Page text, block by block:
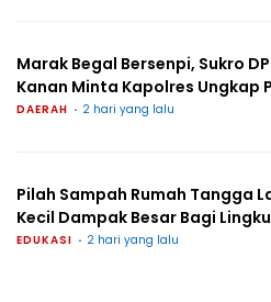
Marak Begal Bersenpi, Sukro
Kanan Minta Kapolres Ungkap
DAERAH 2 hari yang lalu
Pilah Sampah Rumah Tangga
Kecil Dampak Besar Bagi
EDUKASI 2 hari yang lalu